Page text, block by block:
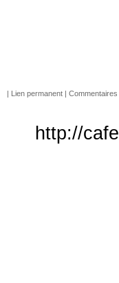
| Lien permanent | Commentaires
http://